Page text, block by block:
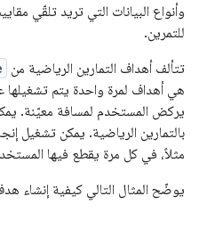
وأنواع البيانات التي تريد تلقّي
للتمرين.
تتألف أهداف التمارين الرياضية من
هي أهداف لمرة واحدة يتم
يركض المستخدم لمسافة معيّنة.
بالتمارين الرياضية. يمكن تشغيل
مثلاً، في كل مرة يقطع فيها
يوضّح المثال التالي كيفية إنشاء